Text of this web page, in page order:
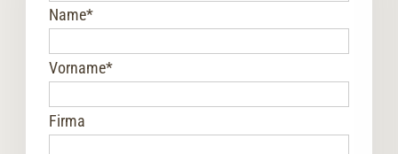
Name*
Vorname*
Firma